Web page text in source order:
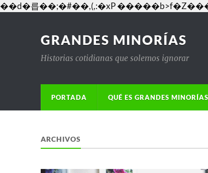
��d�릅��;�#��,(,:�xP
GRANDES MINORÍAS
Historias cotidianas que solemos ignorar
PORTADA QUÉ ES GRANDES MINORÍAS
ARCHIVOS